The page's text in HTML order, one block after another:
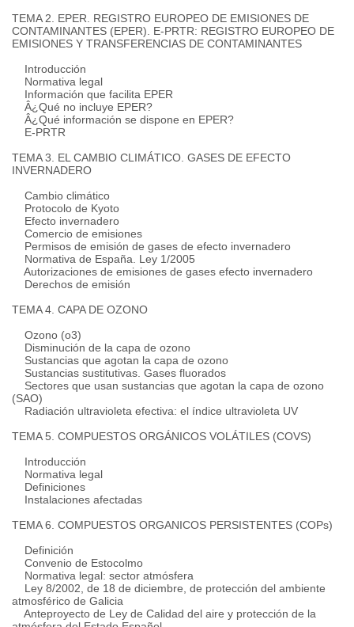
TEMA 2. EPER. REGISTRO EUROPEO DE EMISIONES DE
CONTAMINANTES (EPER). E-PRTR: REGISTRO EUROPEO DE
EMISIONES Y TRANSFERENCIAS DE CONTAMINANTES
Introducción
Normativa legal
Información que facilita EPER
Â¿Qué no incluye EPER?
Â¿Qué información se dispone en EPER?
E-PRTR
TEMA 3. EL CAMBIO CLIMÁTICO. GASES DE EFECTO
INVERNADERO
Cambio climático
Protocolo de Kyoto
Efecto invernadero
Comercio de emisiones
Permisos de emisión de gases de efecto invernadero
Normativa de España. Ley 1/2005
Autorizaciones de emisiones de gases efecto invernadero
Derechos de emisión
TEMA 4. CAPA DE OZONO
Ozono (o3)
Disminución de la capa de ozono
Sustancias que agotan la capa de ozono
Sustancias sustitutivas. Gases fluorados
Sectores que usan sustancias que agotan la capa de ozono
(SAO)
Radiación ultravioleta efectiva: el índice ultravioleta UV
TEMA 5. COMPUESTOS ORGÁNICOS VOLÁTILES (COVS)
Introducción
Normativa legal
Definiciones
Instalaciones afectadas
TEMA 6. COMPUESTOS ORGANICOS PERSISTENTES (COPs)
Definición
Convenio de Estocolmo
Normativa legal: sector atmósfera
Ley 8/2002, de 18 de diciembre, de protección del ambiente
atmosférico de Galicia
Anteproyecto de Ley de Calidad del aire y protección de la